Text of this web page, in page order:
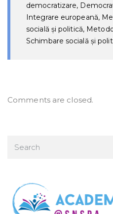
democratizare,
Integrare europeană,
socială și politică,
Schimbare socială și
Comments are closed.